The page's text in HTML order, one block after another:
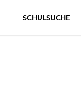
SCHULSUCHE